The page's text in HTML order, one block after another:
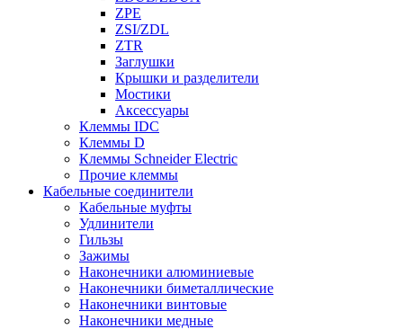
ZPE
ZSI/ZDL
ZTR
Заглушки
Крышки и разделители
Мостики
Аксессуары
Клеммы IDC
Клеммы D
Клеммы Schneider Electric
Прочие клеммы
Кабельные соединители
Кабельные муфты
Удлинители
Гильзы
Зажимы
Наконечники алюминиевые
Наконечники биметаллические
Наконечники винтовые
Наконечники медные